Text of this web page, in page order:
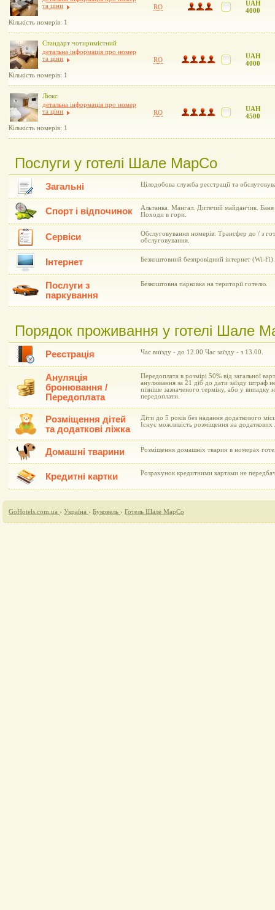
та ціни
Кількість номерів: 1
RO
UAH
4000
Стандарт чотиримістний
детальна інформація про номер
та ціни
Кількість номерів: 1
RO
UAH
4000
Люкс
детальна інформація про номер
та ціни
Кількість номерів: 1
RO
UAH
4500
Послуги у готелі Шале МарСо
Загальні Цілодобова служба реєстрації та
Спорт і відпочинок
Альтанка. Мангал. Дитячий майданчик.
Походи в гори.
Сервіси
Обслуговування номерів. Трансфер до / з
обслуговування.
Інтернет Безкоштовний безпровідний інтернет (Wi-Fi).
Послуги з
паркування
Безкоштовна парковка на території готелю.
Порядок проживання у готелі Шале
Реєстрація Час виїзду - до 12.00 Час заїзду - з 13.00.
Ануляція
бронювання /
Передоплата
Передоплата в розмірі 50% від загальної
анулювання за 21 діб до дати заїзду штраф
пізніше зазначеного терміну, або у випадку
передоплати.
Розміщення дітей
та додаткові ліжка
Діти до 5 років без надання додаткового
Існує можливість розміщення на
Домашні тварини Розміщення домашніх тварин в номерах
Кредитні картки Розрахунок кредитними картами не
GoHotels.com.ua › Україна › Буковель › Готель Шале МарСо